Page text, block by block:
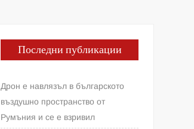
Последни публикации
Дрон е навлязъл в българското
въздушно пространство от
Румъния и се е взривил